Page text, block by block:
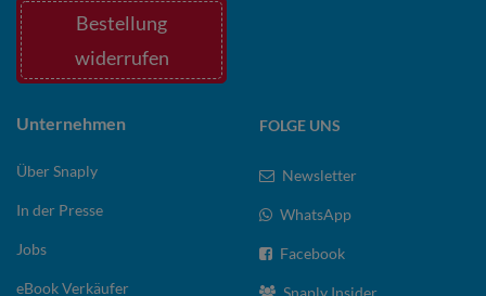
Bestellung
widerrufen
Unternehmen
Über Snaply
In der Presse
Jobs
eBook Verkäufer
FOLGE UNS
Newsletter
WhatsApp
Facebook
Snaply Insider